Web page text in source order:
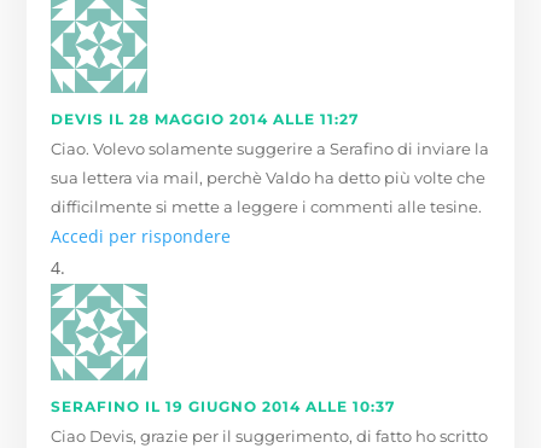
DEVIS IL 28 MAGGIO 2014 ALLE 11:27
Ciao. Volevo solamente suggerire a Serafino di inviare la
sua lettera via mail, perchè Valdo ha detto più volte che
difficilmente si mette a leggere i commenti alle tesine.
Accedi per rispondere
SERAFINO IL 19 GIUGNO 2014 ALLE 10:37
Ciao Devis, grazie per il suggerimento, di fatto ho scritto